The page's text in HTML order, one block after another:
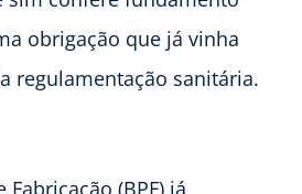
obrigação que já vinha
regulamentação sanitária.
Fabricação (BPF) já